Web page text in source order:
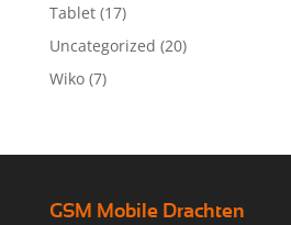
Tablet (17)
Uncategorized (20)
Wiko (7)
GSM Mobile Drachten